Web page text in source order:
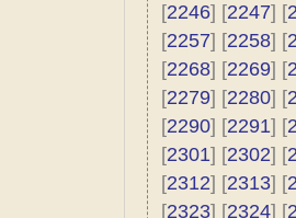
[2246] [2247] [
[2257] [2258] [
[2268] [2269] [
[2279] [2280] [
[2290] [2291] [
[2301] [2302] [
[2312] [2313] [
[2323] [2324] [